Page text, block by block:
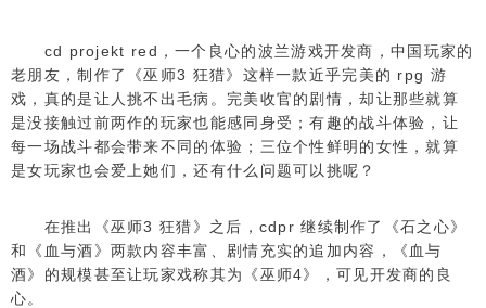
dying light
cd projekt red，一个良心的波兰游戏开发商，中国玩家的
老朋友，制作了《巫师3 狂猎》这样一款近乎完美的 rpg 游
戏，真的是让人挑不出毛病。完美收官的剧情，却让那些就算
是没接触过前两作的玩家也能感同身受；有趣的战斗体验，让
每一场战斗都会带来不同的体验；三位个性鲜明的女性，就算
是女玩家也会爱上她们，还有什么问题可以挑呢？
在推出《巫师3 狂猎》之后，cdpr 继续制作了《石之心》
和《血与酒》两款内容丰富、剧情充实的追加内容，《血与
酒》的规模甚至让玩家戏称其为《巫师4》，可见开发商的良
心。